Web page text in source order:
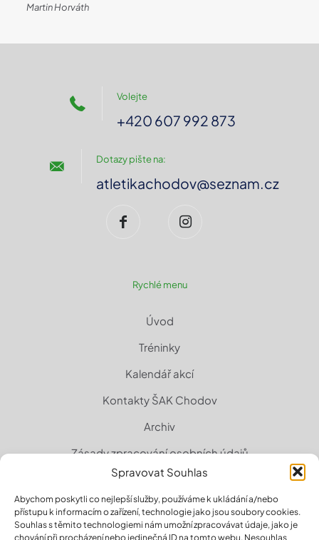
Spravovat Souhlas
Abychom poskytli co nejlepší služby, používáme k ukládání a/nebo
přístupu k informacím o zařízení, technologie jako jsou soubory cookies.
Souhlas s těmito technologiemi nám umožní zpracovávat údaje, jako je
chování při procházení nebo jedinečná ID na tomto webu. Nesouhlas
Martin Horváth
Volejte
+420 607 992 873
Dotazy pište na:
atletikachodov@seznam.cz
Rychlé menu
Úvod
Tréninky
Kalendář akcí
Kontakty ŠAK Chodov
Archiv
Zásady zpracování osobních údajů
Zásady cookies (EU)